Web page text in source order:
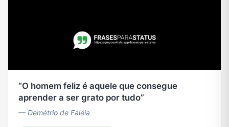
O homem feliz é aquele que consegue
aprender a ser grato por tudo
— Demétrio de Faléia